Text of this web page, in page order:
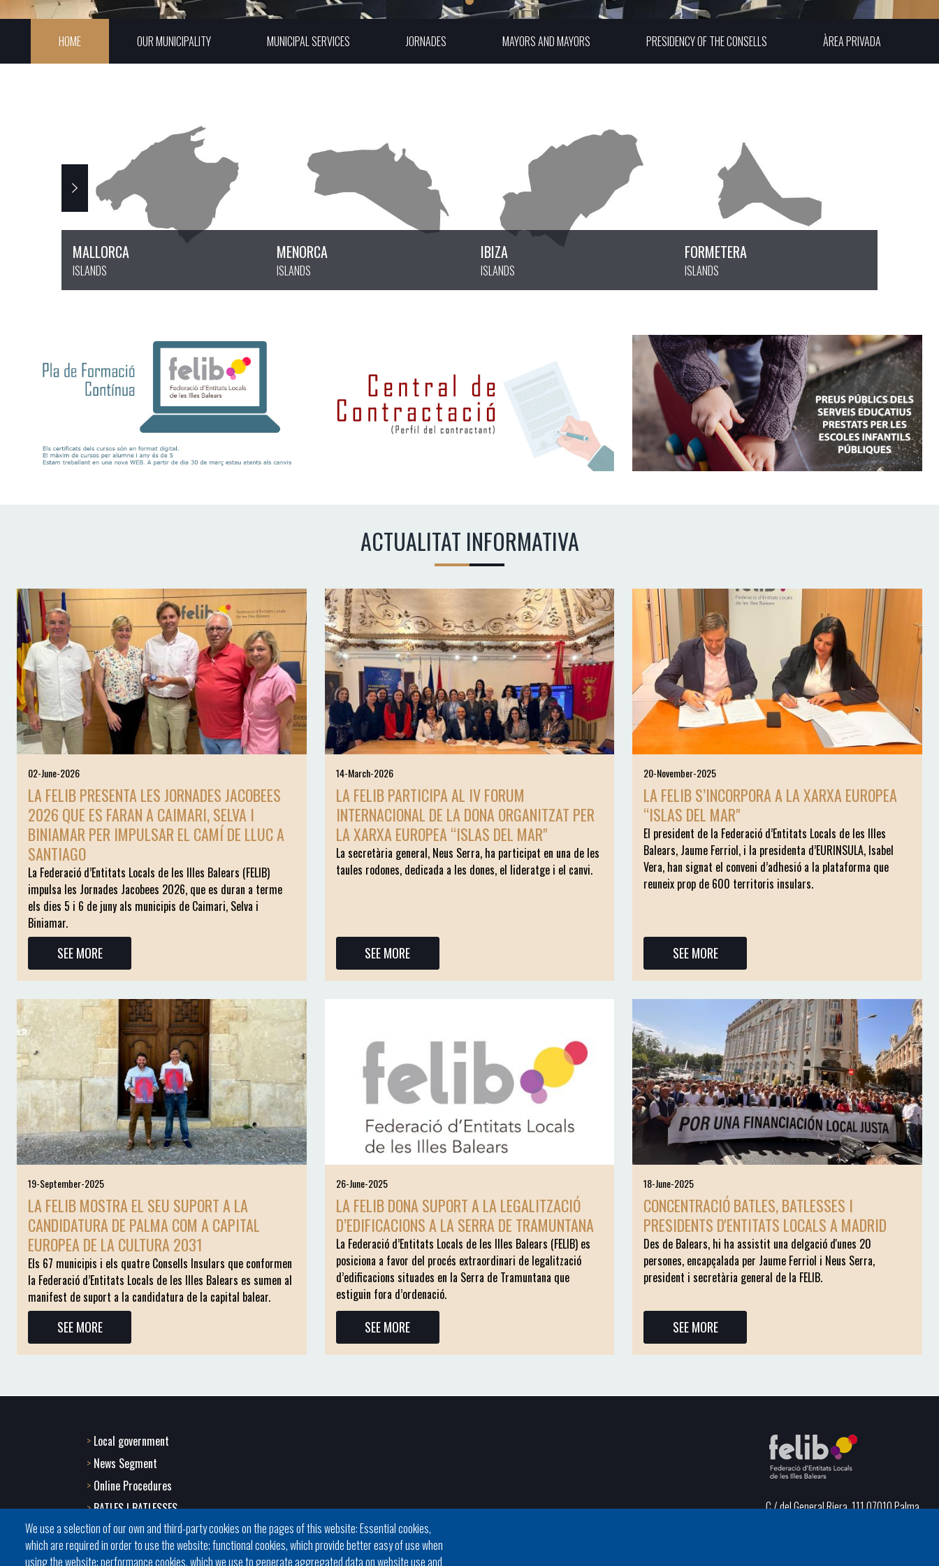
HOME OUR MUNICIPALITY MUNICIPAL SERVICES JORNADES MAYORS AND MAYORS PRESIDENCY OF THE CONSELLS ÀREA PRIVADA
MALLORCA
ISLANDS
MENORCA
ISLANDS
IBIZA
ISLANDS
FORMETERA
ISLANDS
ACTUALITAT INFORMATIVA
02-June-2026
LA FELIB PRESENTA LES JORNADES JACOBEES
2026 QUE ES FARAN A CAIMARI, SELVA I
BINIAMAR PER IMPULSAR EL CAMÍ DE LLUC A
SANTIAGO
La Federació d’Entitats Locals de les Illes Balears (FELIB)
impulsa les Jornades Jacobees 2026, que es duran a terme
els dies 5 i 6 de juny als municipis de Caimari, Selva i
Biniamar.
SEE MORE
14-March-2026
LA FELIB PARTICIPA AL IV FORUM
INTERNACIONAL DE LA DONA ORGANITZAT PER
LA XARXA EUROPEA “ISLAS DEL MAR"
La secretària general, Neus Serra, ha participat en una de les
taules rodones, dedicada a les dones, el lideratge i el canvi.
SEE MORE
20-November-2025
LA FELIB S’INCORPORA A LA XARXA EUROPEA
“ISLAS DEL MAR"
El president de la Federació d’Entitats Locals de les Illes
Balears, Jaume Ferriol, i la presidenta d’EURINSULA, Isabel
Vera, han signat el conveni d’adhesió a la plataforma que
reuneix prop de 600 territoris insulars.
SEE MORE
19-September-2025
LA FELIB MOSTRA EL SEU SUPORT A LA
CANDIDATURA DE PALMA COM A CAPITAL
EUROPEA DE LA CULTURA 2031
Els 67 municipis i els quatre Consells Insulars que conformen
la Federació d’Entitats Locals de les Illes Balears es sumen al
manifest de suport a la candidatura de la capital balear.
SEE MORE
26-June-2025
LA FELIB DONA SUPORT A LA LEGALITZACIÓ
D’EDIFICACIONS A LA SERRA DE TRAMUNTANA
La Federació d’Entitats Locals de les Illes Balears (FELIB) es
posiciona a favor del procés extraordinari de legalització
d’edificacions situades en la Serra de Tramuntana que
estiguin fora d’ordenació.
SEE MORE
18-June-2025
CONCENTRACIÓ BATLES, BATLESSES I
PRESIDENTS D'ENTITATS LOCALS A MADRID
Des de Balears, hi ha assistit una delgació d'unes 20
persones, encapçalada per Jaume Ferriol i Neus Serra,
president i secretària general de la FELIB.
SEE MORE
We use a selection of our own and third-party cookies on the pages of this website: Essential cookies,
which are required in order to use the website; functional cookies, which provide better easy of use when
using the website; performance cookies, which we use to generate aggregated data on website use and
Footer
menu
1
-
Local government
News Segment
Online Procedures
BATLES I BATLESSES
JORNADES
PRESIDÈNCIA DELS CONSELLS
C / del General Riera, 111 07010 Palma